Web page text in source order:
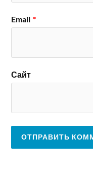
Email *
Сайт